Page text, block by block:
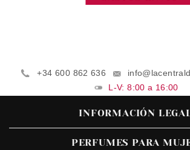
+34 600 862 636
L-V: 8:00 a 16:00
INFORMACIÓN
PERFUMES PARA